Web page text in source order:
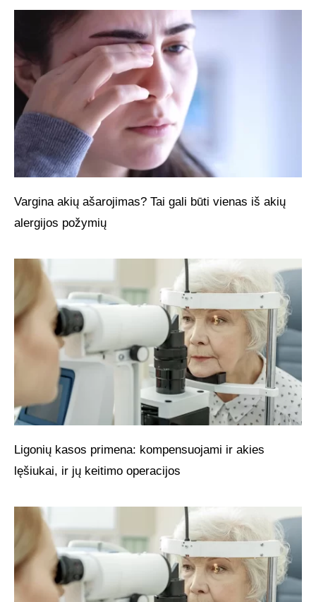
Vargina akių ašarojimas? Tai gali būti vienas iš akių
alergijos požymių
Ligonių kasos primena: kompensuojami ir akies
lęšiukai, ir jų keitimo operacijos